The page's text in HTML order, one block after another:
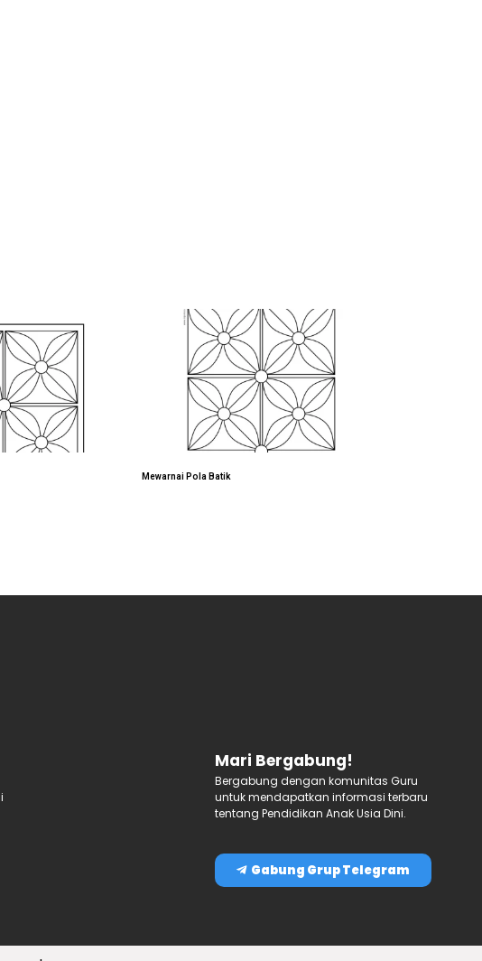
Mewarnai Pola Batik
Mari Bergabung!
Bergabung dengan komunitas Guru
untuk mendapatkan informasi terbaru
tentang Pendidikan Anak Usia Dini.
Gabung Grup Telegram